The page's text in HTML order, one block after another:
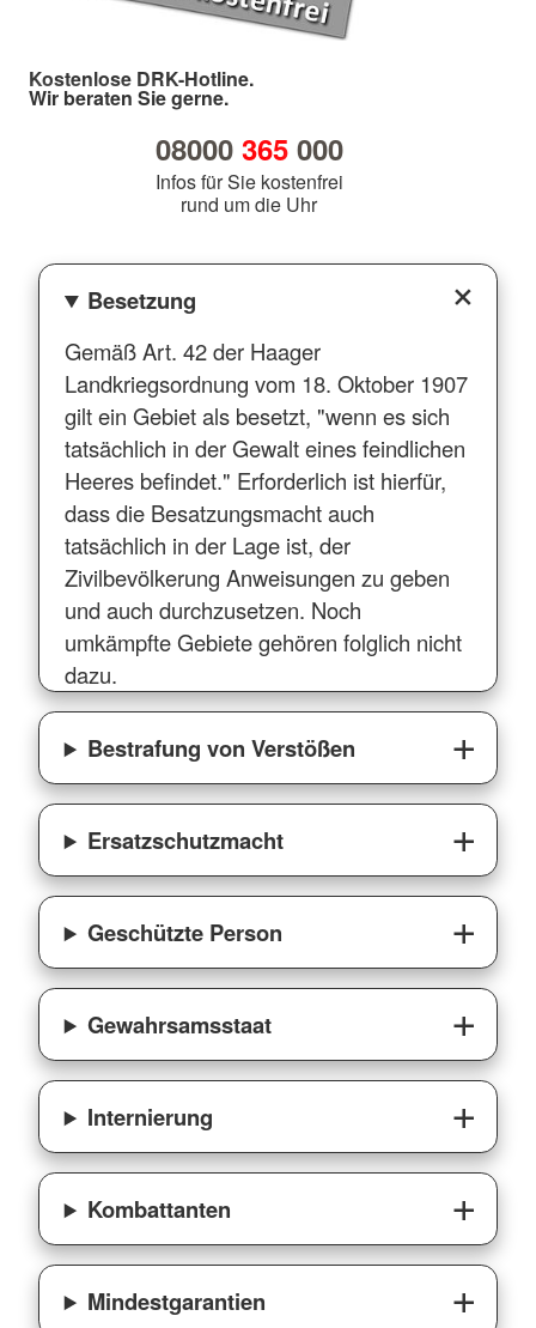
Kostenlose DRK-Hotline.
Wir beraten Sie gerne.
08000 365000
Infos für Sie kostenfrei
rund um die Uhr
Besetzung
Gemäß Art. 42 der Haager
Landkriegsordnung vom 18. Oktober 1907
gilt ein Gebiet als besetzt, "wenn es sich
tatsächlich in der Gewalt eines feindlichen
Heeres befindet." Erforderlich ist hierfür,
dass die Besatzungsmacht auch
tatsächlich in der Lage ist, der
Zivilbevölkerung Anweisungen zu geben
und auch durchzusetzen. Noch
umkämpfte Gebiete gehören folglich nicht
dazu.
Bestrafung von Verstößen
Ersatzschutzmacht
Geschützte Person
Gewahrsamsstaat
Internierung
Kombattanten
Mindestgarantien